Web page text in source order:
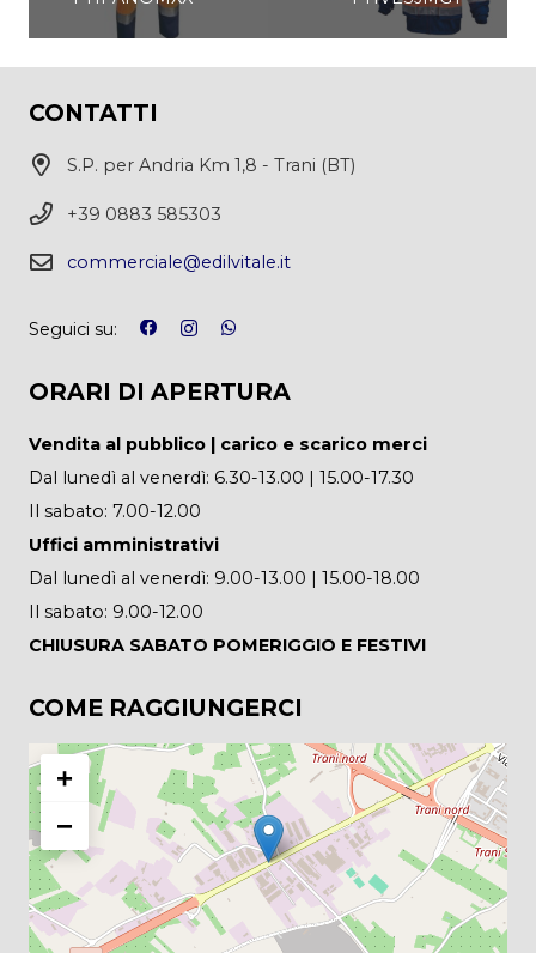
CONTATTI
S.P. per Andria Km 1,8 - Trani (BT)
+39 0883 585303
commerciale@edilvitale.it
Seguici su:
ORARI DI APERTURA
Vendita al pubblico | carico e scarico merci
Dal lunedì al venerdì: 6.30-13.00 | 15.00-17.30
Il sabato: 7.00-12.00
Uffici amministrativi
Dal lunedì al venerdì: 9.00-13.00 | 15.00-18.00
Il sabato: 9.00-12.00
CHIUSURA SABATO POMERIGGIO E FESTIVI
COME RAGGIUNGERCI
+
−